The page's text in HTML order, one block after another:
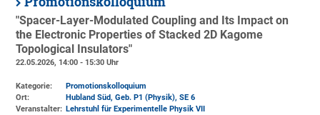
"Spacer-Layer-Modulated Coupling and Its Impact on
the Electronic Properties of Stacked 2D Kagome
Topological Insulators"
22.05.2026, 14:00 - 15:30 Uhr
Kategorie:
Promotionskolloquium
Ort:
Hubland Süd, Geb. P1 (Physik), SE 6
Veranstalter: Lehrstuhl für Experimentelle Physik VII